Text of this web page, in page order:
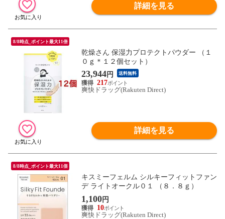
詳細を見る
8/8時点_ポイント最大11倍
乾燥さん 保湿力プロテクトパウダー （１
０ｇ＊１２個セット）
23,944円 送料無料
217
爽快ドラッグ(Rakuten Direct)
詳細を見る
8/8時点_ポイント最大11倍
キスミーフェルム シルキーフィットファン
デ ライトオークル０１ （８．８ｇ）
1,100円
10
爽快ドラッグ(Rakuten Direct)